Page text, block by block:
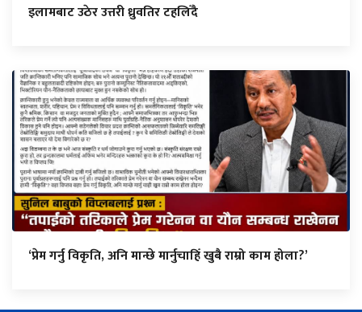
इलामबाट उठेर उत्तरी ध्रुवतिर टहलिँदै
‘प्रेम गर्नु विकृति, अनि मान्छे मार्नुचाहिँ खुबै राम्रो काम होला?’